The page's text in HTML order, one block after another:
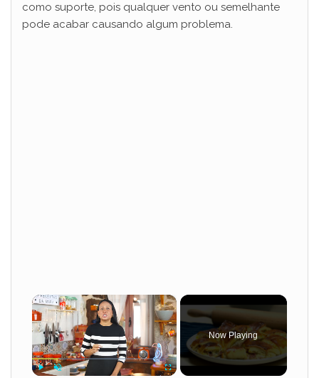
como suporte, pois qualquer vento ou semelhante
pode acabar causando algum problema.
×
Now Playing